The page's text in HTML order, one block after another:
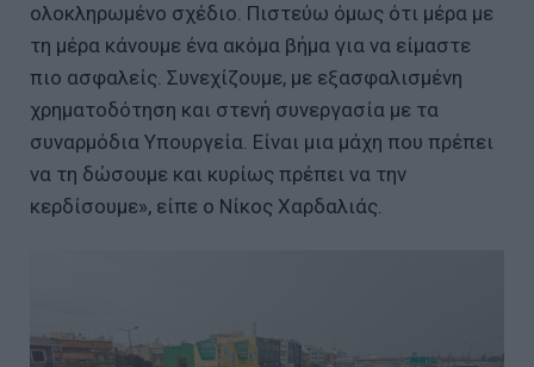
ολοκληρωμένο σχέδιο. Πιστεύω όμως ότι μέρα με
τη μέρα κάνουμε ένα ακόμα βήμα για να είμαστε
πιο ασφαλείς. Συνεχίζουμε, με εξασφαλισμένη
χρηματοδότηση και στενή συνεργασία με τα
συναρμόδια Υπουργεία. Είναι μια μάχη που πρέπει
να τη δώσουμε και κυρίως πρέπει να την
κερδίσουμε», είπε ο Νίκος Χαρδαλιάς.